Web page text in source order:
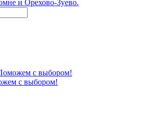
с выбором!
с выбором!